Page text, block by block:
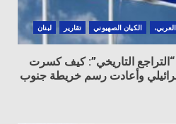
الكيان الصهيوني تقارير لبنان
التاريخي”: كيف كسرت
وأعادت رسم خريطة جنوب